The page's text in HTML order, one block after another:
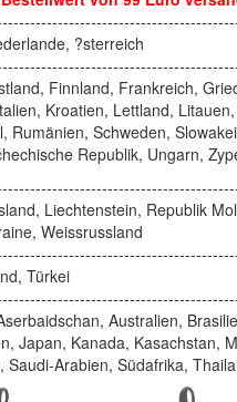
?sterreich
Finnland, Frankreich,
Kroatien, Lettland, Litauen,
Rumänien, Schweden,
Republik, Ungarn,
Liechtenstein, Republik
Weissrussland
Türkei
Australien,
Japan, Kanada, Kasachstan,
Saudi-Arabien, Südafrika,